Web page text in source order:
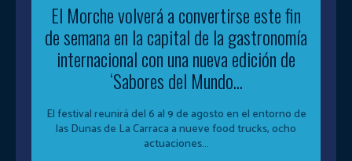
El Morche volverá a convertirse este fin
de semana en la capital de la gastronomía
internacional con una nueva edición de
‘Sabores del Mundo...
El festival reunirá del 6 al 9 de agosto en el entorno de
las Dunas de La Carraca a nueve food trucks, ocho
actuaciones...